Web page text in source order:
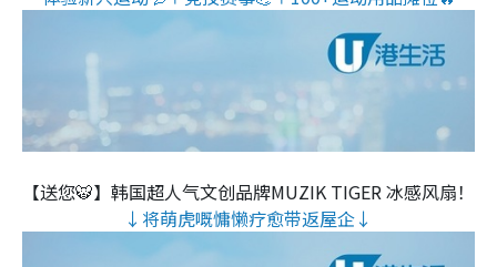
【送您🐯】韩国超人气文创品牌MUZIK TIGER 冰感风扇！
↓将萌虎嘅慵懒疗愈带返屋企↓